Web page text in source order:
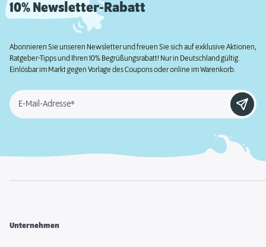
10% Newsletter-Rabatt
Abonnieren Sie unseren Newsletter und freuen Sie sich auf exklusive Aktionen,
Ratgeber-Tipps und Ihren 10% Begrüßungsrabatt! Nur in Deutschland gültig.
Einlösbar im Markt gegen Vorlage des Coupons oder online im Warenkorb.
E-Mail-Adresse*
Unternehmen